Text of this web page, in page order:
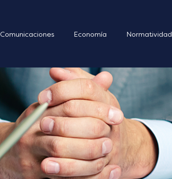
Comunicaciones Economía Normatividad